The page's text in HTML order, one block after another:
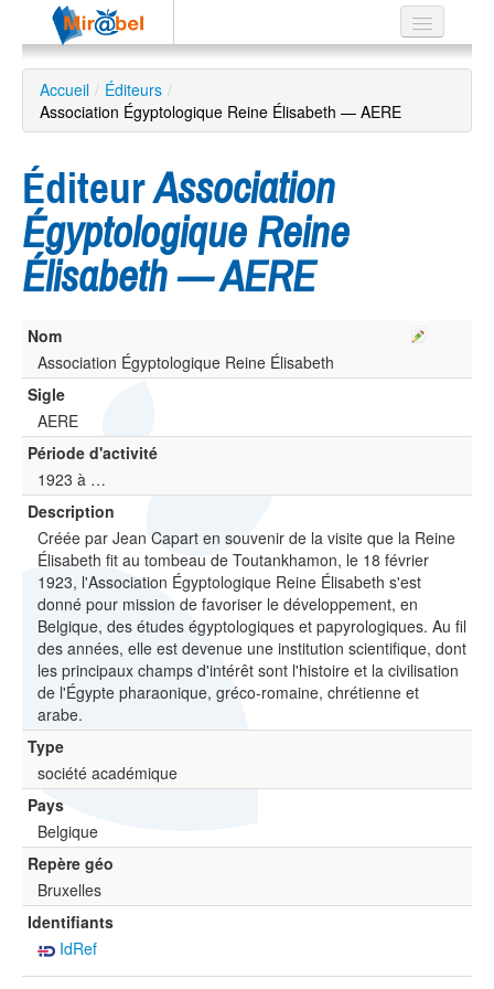
Le réseau
Soutien
Recherche
avancée
ES
?
Accueil / Éditeurs /
Association Égyptologique Reine Élisabeth — AERE
ÉditeurAssociation
Égyptologique Reine
Élisabeth — AERE
Nom
Association Égyptologique Reine Élisabeth
Sigle
AERE
Période d'activité
1923 à …
Description
Créée par Jean Capart en souvenir de la visite que la Reine
Élisabeth fit au tombeau de Toutankhamon, le 18 février
1923, l'Association Égyptologique Reine Élisabeth s'est
donné pour mission de favoriser le développement, en
Belgique, des études égyptologiques et papyrologiques. Au fil
des années, elle est devenue une institution scientifique, dont
les principaux champs d'intérêt sont l'histoire et la civilisation
de l'Égypte pharaonique, gréco-romaine, chrétienne et
arabe.
Type
société académique
Pays
Belgique
Repère géo
Bruxelles
Identifiants
IdRef